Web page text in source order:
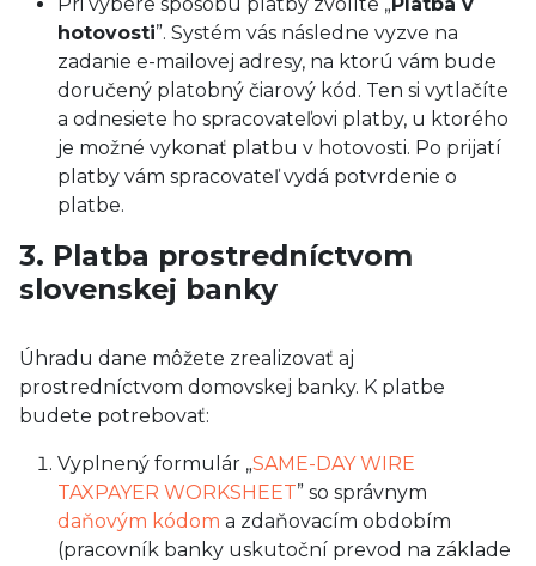
hotovosti”. Systém vás následne vyzve na
zadanie e-mailovej adresy, na ktorú vám bude
doručený platobný čiarový kód. Ten si vytlačíte
a odnesiete ho spracovateľovi platby, u ktorého
je možné vykonať platbu v hotovosti. Po prijatí
platby vám spracovateľ vydá potvrdenie o
platbe.
3. Platba prostredníctvom
slovenskej banky
Úhradu dane môžete zrealizovať aj
prostredníctvom domovskej banky. K platbe
budete potrebovať:
Vyplnený formulár „SAME-DAY WIRE
TAXPAYER WORKSHEET” so správnym
daňovým kódom a zdaňovacím obdobím
(pracovník banky uskutoční prevod na základe